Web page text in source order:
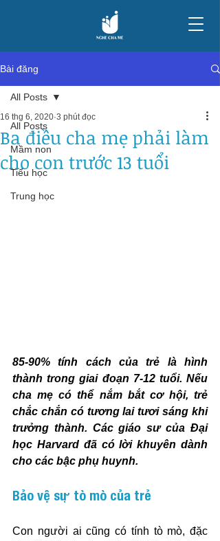
Bài đăng
All Posts
Mầm non
Tiểu học
Trung học
All Posts
Ba điều cha mẹ phải làm
cho con trước 13 tuổi
16 thg 6, 2020 3 phút đọc
85-90% tính cách của trẻ là hình
thành trong giai đoạn 7-12 tuổi. Nếu
cha mẹ có thể nắm bắt cơ hội, trẻ
chắc chắn có tương lai tươi sáng khi
trưởng thành. Các giáo sư của Đại
học Harvard đã có lời khuyên dành
cho các bậc phụ huynh.
Bảo vệ sự tò mò của trẻ
Con người ai cũng có tính tò mò, đặc